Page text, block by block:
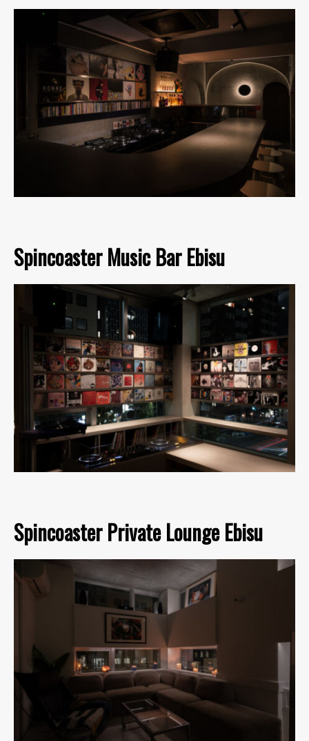
Spincoaster Music Bar Ebisu
Spincoaster Private Lounge Ebisu